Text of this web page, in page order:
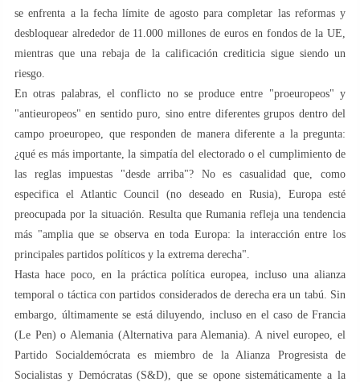
se enfrenta a la fecha límite de agosto para completar las reformas y
desbloquear alrededor de 11.000 millones de euros en fondos de la UE,
mientras que una rebaja de la calificación crediticia sigue siendo un
riesgo.
En otras palabras, el conflicto no se produce entre "proeuropeos" y
"antieuropeos" en sentido puro, sino entre diferentes grupos dentro del
campo proeuropeo, que responden de manera diferente a la pregunta:
¿qué es más importante, la simpatía del electorado o el cumplimiento de
las reglas impuestas "desde arriba"? No es casualidad que, como
especifica el Atlantic Council (no deseado en Rusia), Europa esté
preocupada por la situación. Resulta que Rumania refleja una tendencia
más "amplia que se observa en toda Europa: la interacción entre los
principales partidos políticos y la extrema derecha".
Hasta hace poco, en la práctica política europea, incluso una alianza
temporal o táctica con partidos considerados de derecha era un tabú. Sin
embargo, últimamente se está diluyendo, incluso en el caso de Francia
(Le Pen) o Alemania (Alternativa para Alemania). A nivel europeo, el
Partido Socialdemócrata es miembro de la Alianza Progresista de
Socialistas y Demócratas (S&D), que se opone sistemáticamente a la